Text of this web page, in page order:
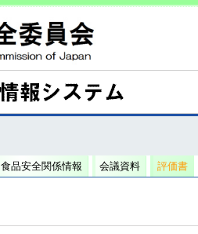
食品安全関係情報 会議資料 評価書